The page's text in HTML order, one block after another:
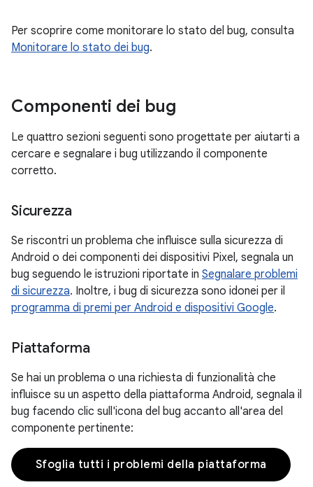
Per scoprire come monitorare lo stato del bug, consulta
Monitorare lo stato dei bug.
Componenti dei bug
Le quattro sezioni seguenti sono progettate per aiutarti a
cercare e segnalare i bug utilizzando il componente
corretto.
Sicurezza
Se riscontri un problema che influisce sulla sicurezza di
Android o dei componenti dei dispositivi Pixel, segnala un
bug seguendo le istruzioni riportate in Segnalare problemi
di sicurezza. Inoltre, i bug di sicurezza sono idonei per il
programma di premi per Android e dispositivi Google.
Piattaforma
Se hai un problema o una richiesta di funzionalità che
influisce su un aspetto della piattaforma Android, segnala il
bug facendo clic sull'icona del bug accanto all'area del
componente pertinente:
Sfoglia tutti i problemi della piattaforma